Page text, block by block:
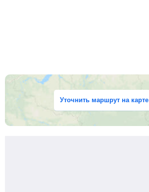
Уточнить маршрут на карте